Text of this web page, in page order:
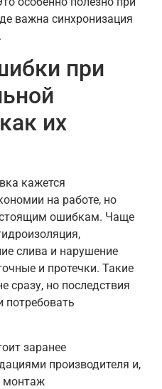
важна синхронизация
при
их
кажется
на работе, но
ошибкам. Чаще
слива и нарушение
и протечки. Такие
сразу, но последствия
потребовать
заранее
производителя и,
монтаж